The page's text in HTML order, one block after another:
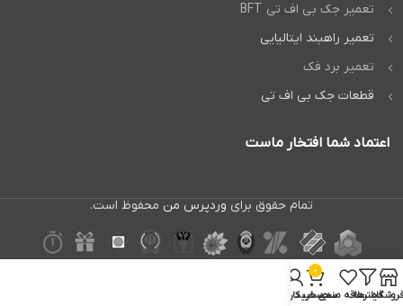
تعمیر جک بی اف تی BFT
تعمیر راهبند ایتالیایی
تعمیر برد فک
قطعات جک بی اف تی
اعتماد شما افتخار ماست
تمام حقوق برای وردپرس من محفوظ است.
فروشگاهفیلترهاعلاقه مندی
0
سبد خرید
حساب کاربری من